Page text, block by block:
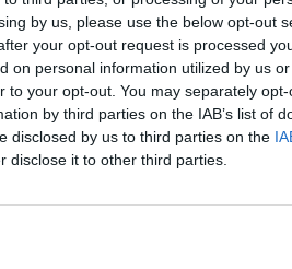
by us, please use the below opt-out
your opt-out request is processed
on personal information utilized by us
your opt-out. You may separately
by third parties on the IAB’s list of
disclosed by us to third parties on the
disclose it to other third parties.